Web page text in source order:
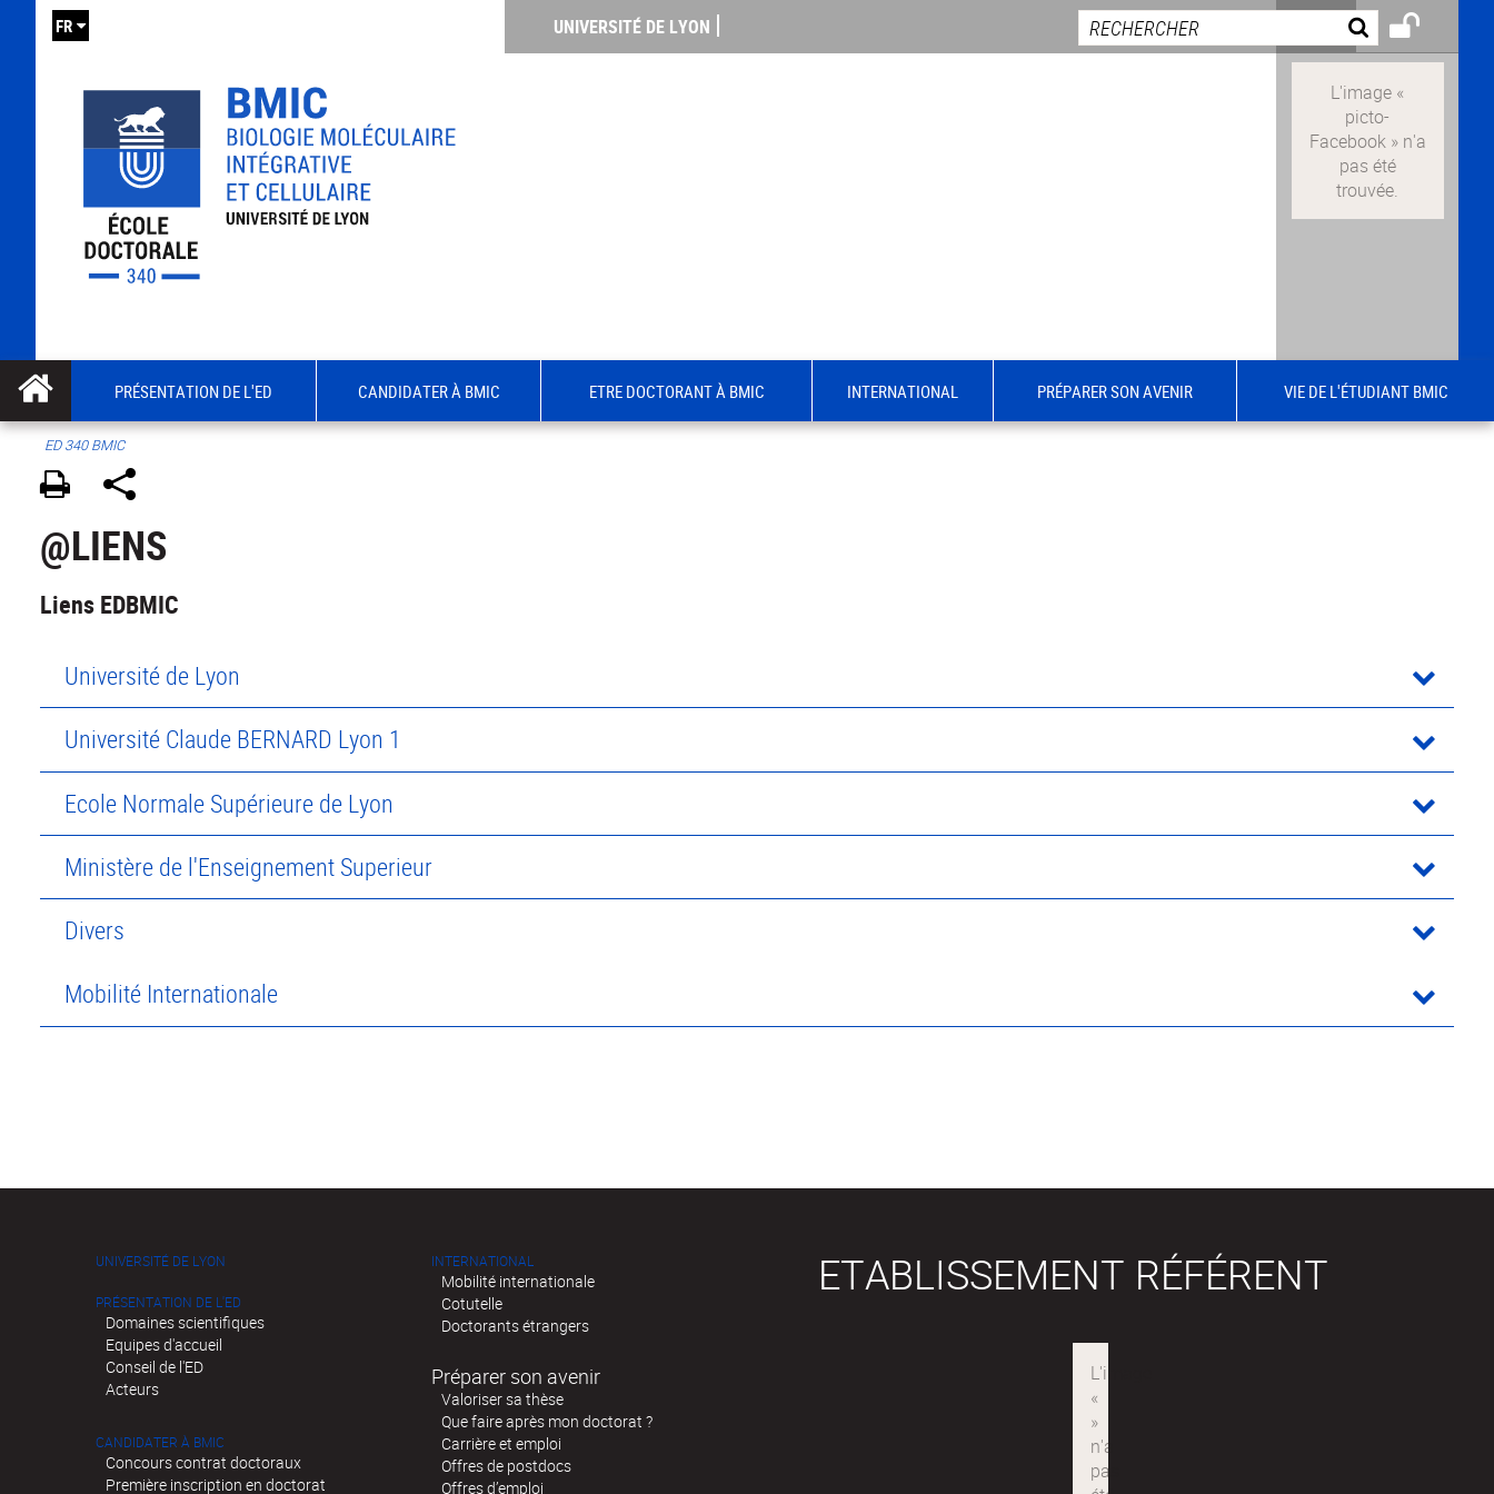
UNIVERSITÉ DE LYON
FR
PRÉSENTATION DE L'ED CANDIDATER À BMIC ETRE DOCTORANT À BMIC INTERNATIONAL PRÉPARER SON AVENIR VIE DE L'ÉTUDIANT BMIC
ED 340 BMIC
@LIENS
Liens EDBMIC
Université de Lyon
Université Claude BERNARD Lyon 1
Ecole Normale Supérieure de Lyon
Ministère de l'Enseignement Superieur
Divers
Mobilité Internationale
UNIVERSITÉ DE LYON
PRÉSENTATION DE L'ED
Domaines scientifiques
Equipes d'accueil
Conseil de l'ED
Acteurs
CANDIDATER À BMIC
Concours contrat doctoraux
Première inscription en doctorat
INTERNATIONAL
Mobilité internationale
Cotutelle
Doctorants étrangers
Préparer son avenir
Valoriser sa thèse
Que faire après mon doctorat ?
Carrière et emploi
Offres de postdocs
Offres d’emploi
ETABLISSEMENT RÉFÉRENT